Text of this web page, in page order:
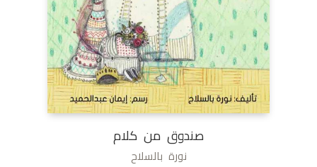
صندوق من كلام
نورة بالسلاح